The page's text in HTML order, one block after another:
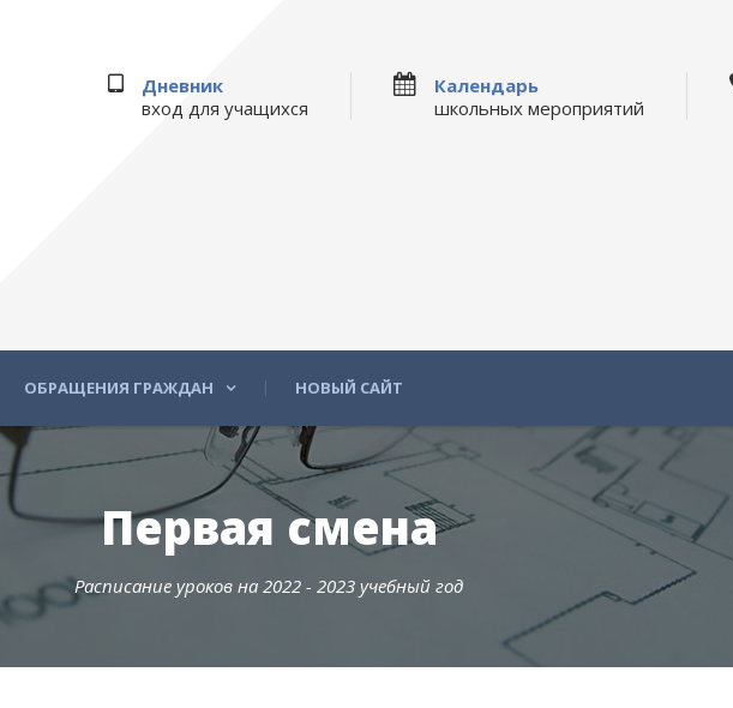
Дневник
вход для учащихся
Календарь
школьных мероприятий
ОБРАЩЕНИЯ ГРАЖДАН НОВЫЙ САЙТ
Первая смена
Расписание уроков на 2022 - 2023 учебный год